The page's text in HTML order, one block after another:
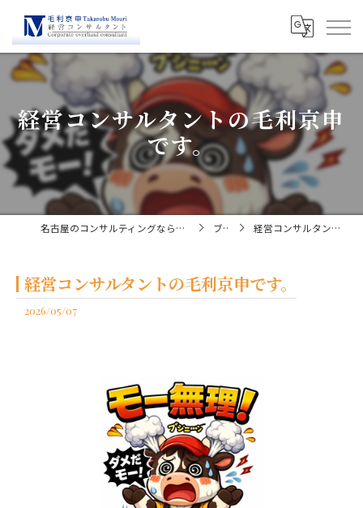
経営コンサルタントの毛利京申
です。
名古屋のコンサルティングなら経営コンサルタント毛利京申 ブログ 経営コンサルタントの毛利京申です。
経営コンサルタントの毛利京申です。
2026/05/07